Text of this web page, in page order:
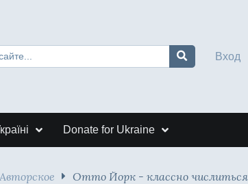
Вход
Donate for Ukraine
Авторское Отто Йорк - классно